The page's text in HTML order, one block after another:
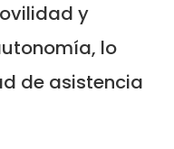
y
lo
de asistencia